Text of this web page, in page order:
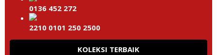
0136 452 272
2210 0101 250 2500
KOLEKSI TERBAIK